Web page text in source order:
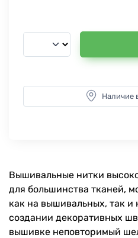
Наличие
Вышивальные нитки
для большинства тканей,
как на вышивальных, так
создании декоративных
вышивке неповторимый